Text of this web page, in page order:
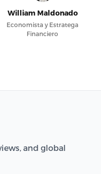
William Maldonado
Economista y Estratega
Financiero
and global